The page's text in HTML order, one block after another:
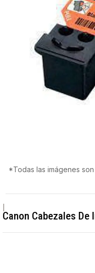
*Todas las imágenes
Canon Cabezales De